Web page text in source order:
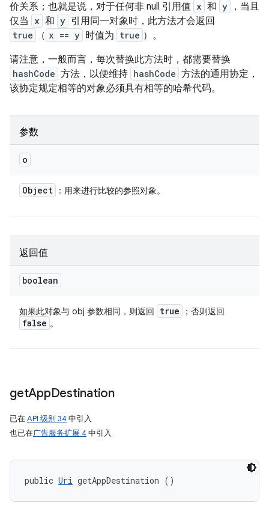
价关系；也就是说，对于任何非 null 引用值 x 和 y
，当且
仅当
x 和 y 引用同一对象时，此方法才会返回
true （ x == y 时值为 true ）。
请注意，一般而言，每次替换此方法时，都需要替换
hashCode 方法，以便维持 hashCode 方法的通用协定，
该协定规定相等的对象必须具有相等的哈希代码。
参数
o
Object ：用来进行比较的参照对象。
返回值
boolean
如果此对象与 obj 参数相同，则返回 true ；否则返回
false 。
getAppDestination
已在API 级别 34 中引入
也已在广告服务扩展 4 中引入
public Uri getAppDestination ()